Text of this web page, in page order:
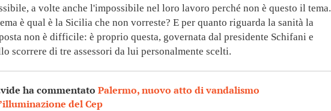
a volte anche l'impossibile nel loro lavoro perché non è questo il tema.
è qual è la Sicilia che non vorreste? E per quanto riguarda la sanità la
non è difficile: è proprio questa, governata dal presidente Schifani e
scorrere di tre assessori da lui personalmente scelti.
ha commentato Palermo, nuovo atto di vandalismo
del Cep